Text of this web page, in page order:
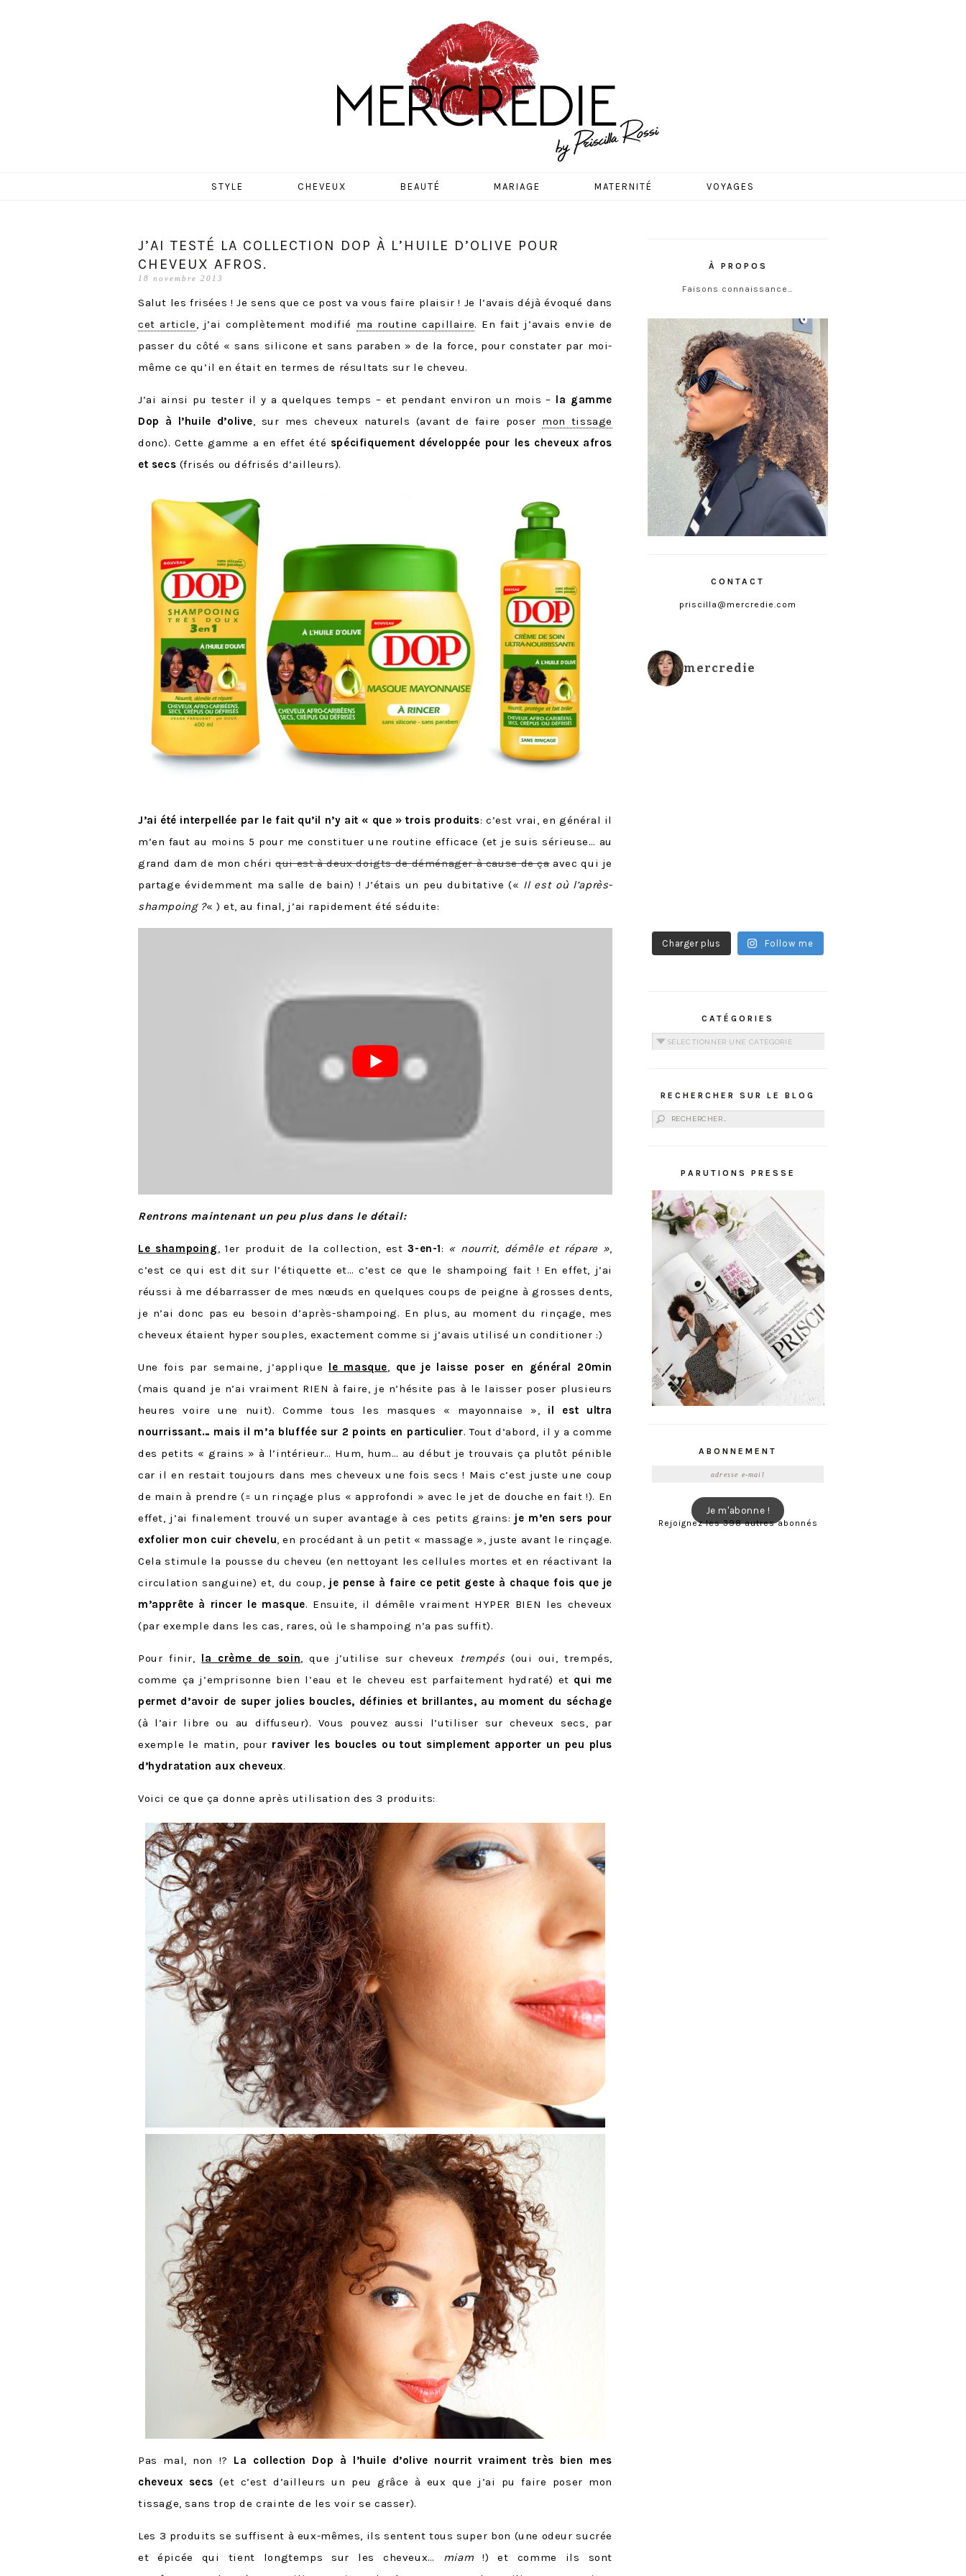
MERCREDIE
STYLE CHEVEUX BEAUTÉ MARIAGE MATERNITÉ VOYAGES
J’AI TESTÉ LA COLLECTION DOP À L’HUILE D’OLIVE POUR
CHEVEUX AFROS.
18 novembre 2013
Salut les frisées ! Je sens que ce post va vous faire plaisir ! Je l’avais déjà évoqué dans
cet article, j’ai complètement modifié ma routine capillaire. En fait j’avais envie de
passer du côté « sans silicone et sans paraben » de la force, pour constater par moi-
même ce qu’il en était en termes de résultats sur le cheveu.
J’ai ainsi pu tester il y a quelques temps – et pendant environ un mois – la gamme
Dop à l’huile d’olive, sur mes cheveux naturels (avant de faire poser mon tissage
donc). Cette gamme a en effet été spécifiquement développée pour les cheveux afros
et secs (frisés ou défrisés d’ailleurs).
J’ai été interpellée par le fait qu’il n’y ait « que » trois produits: c’est vrai, en général il
m’en faut au moins 5 pour me constituer une routine efficace (et je suis sérieuse… au
grand dam de mon chériqui est à deux doigts de déménager à cause de çaavec qui je
partage évidemment ma salle de bain) ! J’étais un peu dubitative (« Il est où l’après-
shampoing ?« ) et, au final, j’ai rapidement été séduite:
Rentrons maintenant un peu plus dans le détail:
Le shampoing, 1er produit de la collection, est 3-en-1: « nourrit, démêle et répare »,
c’est ce qui est dit sur l’étiquette et… c’est ce que le shampoing fait ! En effet, j’ai
réussi à me débarrasser de mes nœuds en quelques coups de peigne à grosses dents,
je n’ai donc pas eu besoin d’après-shampoing. En plus, au moment du rinçage, mes
cheveux étaient hyper souples, exactement comme si j’avais utilisé un conditioner :)
Une fois par semaine, j’applique le masque, que je laisse poser en général 20min
(mais quand je n’ai vraiment RIEN à faire, je n’hésite pas à le laisser poser plusieurs
heures voire une nuit). Comme tous les masques « mayonnaise », il est ultra
nourrissant… mais il m’a bluffée sur 2 points en particulier. Tout d’abord, il y a comme
des petits « grains » à l’intérieur… Hum, hum… au début je trouvais ça plutôt pénible
car il en restait toujours dans mes cheveux une fois secs ! Mais c’est juste une coup
de main à prendre (= un rinçage plus « approfondi » avec le jet de douche en fait !). En
effet, j’ai finalement trouvé un super avantage à ces petits grains: je m’en sers pour
exfolier mon cuir chevelu, en procédant à un petit « massage », juste avant le rinçage.
Cela stimule la pousse du cheveu (en nettoyant les cellules mortes et en réactivant la
circulation sanguine) et, du coup, je pense à faire ce petit geste à chaque fois que je
m’apprête à rincer le masque. Ensuite, il démêle vraiment HYPER BIEN les cheveux
(par exemple dans les cas, rares, où le shampoing n’a pas suffit).
Pour finir, la crème de soin, que j’utilise sur cheveux trempés (oui oui, trempés,
comme ça j’emprisonne bien l’eau et le cheveu est parfaitement hydraté) et qui me
permet d’avoir de super jolies boucles, définies et brillantes, au moment du séchage
(à l’air libre ou au diffuseur). Vous pouvez aussi l’utiliser sur cheveux secs, par
exemple le matin, pour raviver les boucles ou tout simplement apporter un peu plus
d’hydratation aux cheveux.
Voici ce que ça donne après utilisation des 3 produits:
Pas mal, non !? La collection Dop à l’huile d’olive nourrit vraiment très bien mes
cheveux secs(et c’est d’ailleurs un peu grâce à eux que j’ai pu faire poser mon
tissage, sans trop de crainte de les voir se casser).
Les 3 produits se suffisent à eux-mêmes, ils sentent tous super bon (une odeur sucrée
et épicée qui tient longtemps sur les cheveux… miam !) et comme ils sont
À PROPOS
Faisons connaissance…
CONTACT
priscilla@mercredie.com
mercredie
Charger plus Follow me
CATÉGORIES
Catégories
RECHERCHER SUR LE BLOG
Rechercher :
PARUTIONS PRESSE
ABONNEMENT
Je m'abonne !
Rejoignez les 398 autres abonnés